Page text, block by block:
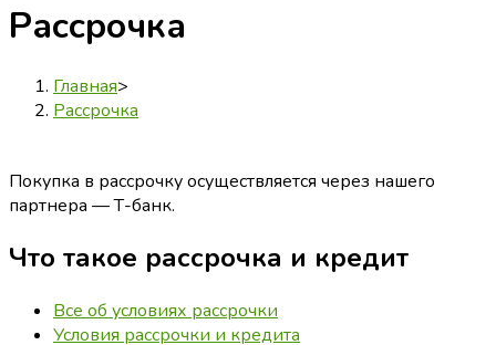
Рассрочка
Главная>
Рассрочка
Покупка в рассрочку осуществляется через нашего
партнера — Т-банк.
Что такое рассрочка и кредит
Все об условиях рассрочки
Условия рассрочки и кредита